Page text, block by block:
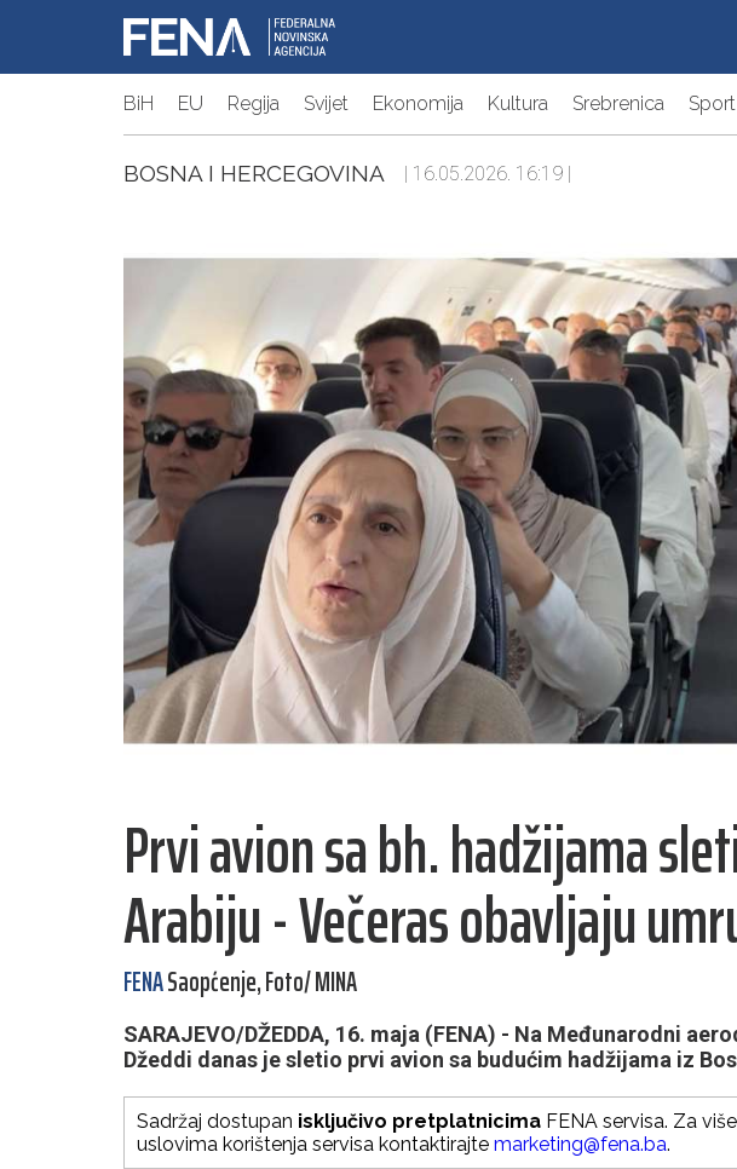
BiH EU Regija Svijet Ekonomija Kultura Srebrenica Sport
BOSNA I HERCEGOVINA | 16.05.2026. 16:19 |
Prvi avion sa bh. hadžijama
Arabiju - Večeras obavljaju
FENASaopćenje, Foto/ MINA
SARAJEVO/DŽEDDA, 16. maja (FENA) - Na Međunarodni
Džeddi danas je sletio prvi avion sa budućim hadžijama iz
Sadržaj dostupan isključivo pretplatnicima FENA servisa. Za
uslovima korištenja servisa kontaktirajte marketing@fena.ba.